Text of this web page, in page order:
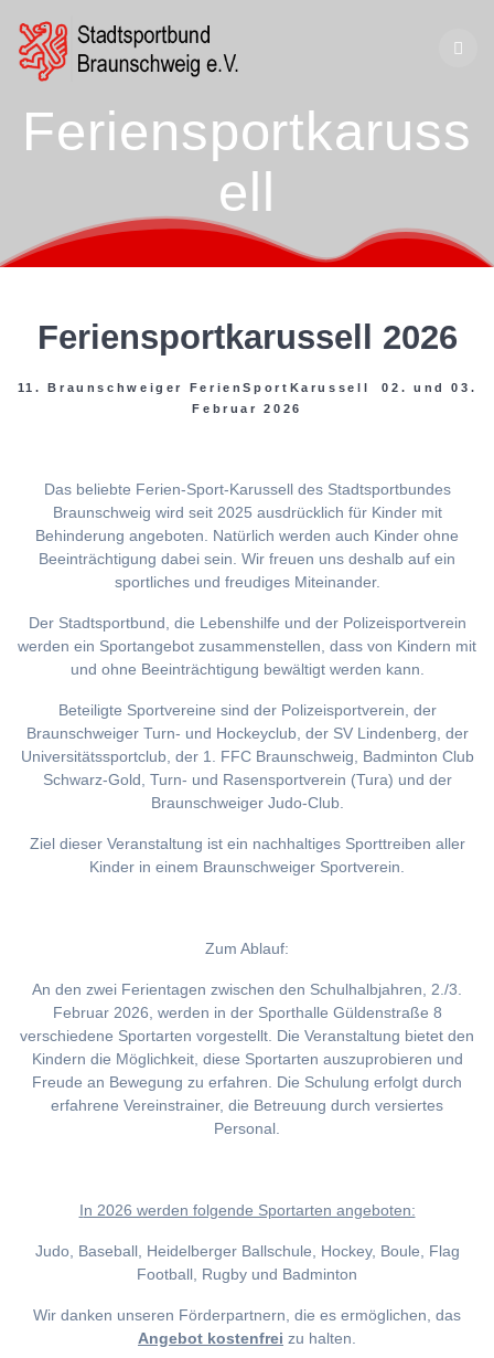
Feriensportkaruss
ell
Feriensportkarussell 2026
11. Braunschweiger FerienSportKarussell 02. und 03.
Februar 2026
Das beliebte Ferien-Sport-Karussell des Stadtsportbundes
Braunschweig wird seit 2025 ausdrücklich für Kinder mit
Behinderung angeboten. Natürlich werden auch Kinder ohne
Beeinträchtigung dabei sein. Wir freuen uns deshalb auf ein
sportliches und freudiges Miteinander.
Der Stadtsportbund, die Lebenshilfe und der Polizeisportverein
werden ein Sportangebot zusammenstellen, dass von Kindern mit
und ohne Beeinträchtigung bewältigt werden kann.
Beteiligte Sportvereine sind der Polizeisportverein, der
Braunschweiger Turn- und Hockeyclub, der SV Lindenberg, der
Universitätssportclub, der 1. FFC Braunschweig, Badminton Club
Schwarz-Gold, Turn- und Rasensportverein (Tura) und der
Braunschweiger Judo-Club.
Ziel dieser Veranstaltung ist ein nachhaltiges Sporttreiben aller
Kinder in einem Braunschweiger Sportverein.
Zum Ablauf:
An den zwei Ferientagen zwischen den Schulhalbjahren, 2./3.
Februar 2026, werden in der Sporthalle Güldenstraße 8
verschiedene Sportarten vorgestellt. Die Veranstaltung bietet den
Kindern die Möglichkeit, diese Sportarten auszuprobieren und
Freude an Bewegung zu erfahren. Die Schulung erfolgt durch
erfahrene Vereinstrainer, die Betreuung durch versiertes
Personal.
In 2026 werden folgende Sportarten angeboten:
Judo, Baseball, Heidelberger Ballschule, Hockey, Boule, Flag
Football, Rugby und Badminton
Wir danken unseren Förderpartnern, die es ermöglichen, das
Angebot kostenfrei zu halten.